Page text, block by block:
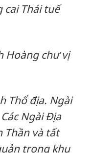
cai Thái tuế
Hoàng chư vị
Thổ địa. Ngài
Ngài Địa
Thần và tất
trong khu